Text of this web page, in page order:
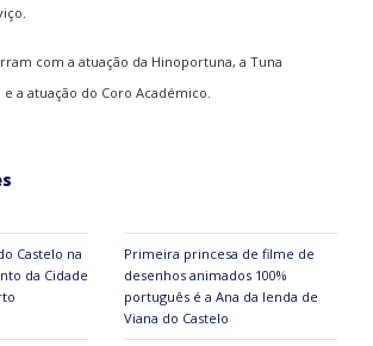
com a atuação da Hinoportuna, a Tuna
e a atuação do Coro Académico.
Castelo na
da Cidade
Primeira princesa de filme de
desenhos animados 100%
português é a Ana da lenda de
Viana do Castelo